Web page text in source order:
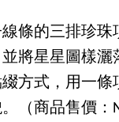
條的三排珍珠
將星星圖樣灑
方式，用一條
（商品售價：